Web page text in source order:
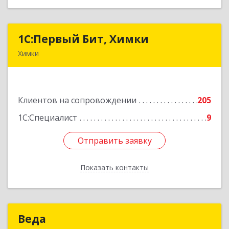
1С:Первый Бит, Химки
Химки
Клиентов на сопровождении
205
1С:Специалист
9
Отправить заявку
Показать контакты
1С:Первый Бит, Химки
Подробнее
Отправить заявку
Назад
Веда